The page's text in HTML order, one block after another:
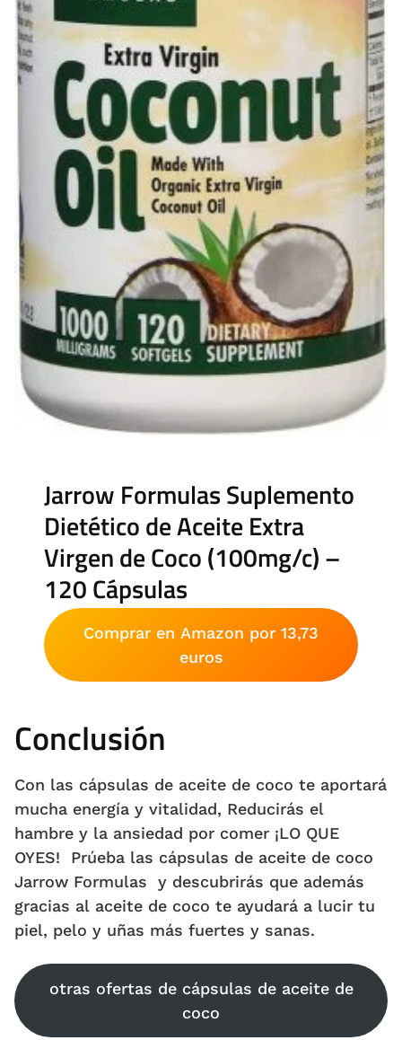
Jarrow Formulas Suplemento
Dietético de Aceite Extra
Virgen de Coco (100mg/c) –
120 Cápsulas
Comprar en Amazon por 13,73
euros
Conclusión
Con las cápsulas de aceite de coco te aportará
mucha energía y vitalidad, Reducirás el
hambre y la ansiedad por comer ¡LO QUE
OYES! Prúeba las cápsulas de aceite de coco
Jarrow Formulas y descubrirás que además
gracias al aceite de coco te ayudará a lucir tu
piel, pelo y uñas más fuertes y sanas.
otras ofertas de cápsulas de aceite de
coco